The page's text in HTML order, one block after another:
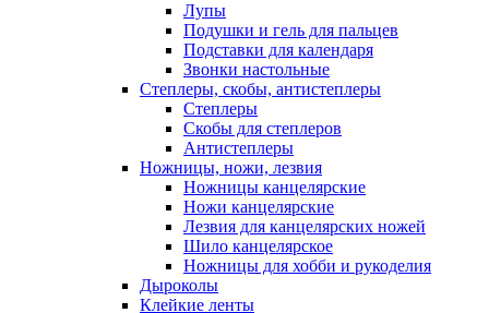
Лупы
Подушки и гель для пальцев
Подставки для календаря
Звонки настольные
Степлеры, скобы, антистеплеры
Степлеры
Скобы для степлеров
Антистеплеры
Ножницы, ножи, лезвия
Ножницы канцелярские
Ножи канцелярские
Лезвия для канцелярских ножей
Шило канцелярское
Ножницы для хобби и рукоделия
Дыроколы
Клейкие ленты